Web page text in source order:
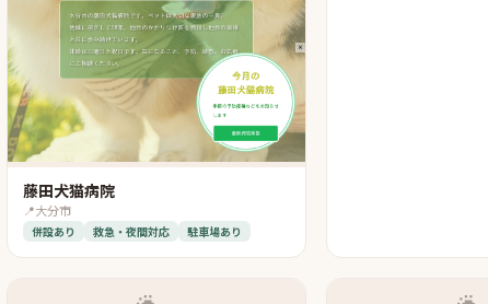
藤田犬猫病院
📍大分市
併設あり 救急・夜間対応 駐車場あり